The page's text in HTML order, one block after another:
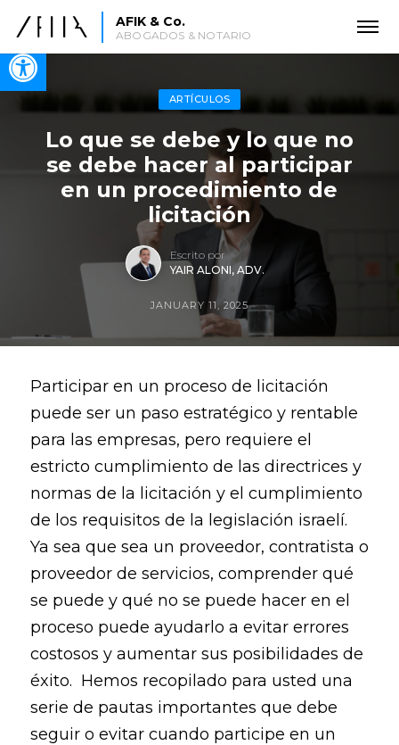
Open toolbar
AFIK & Co.
ABOGADOS & NOTARIO
ARTÍCULOS
Lo que se debe y lo que no
se debe hacer al participar
en un procedimiento de
licitación
Escrito por
YAIR ALONI, ADV.
JANUARY 11, 2025
Participar en un proceso de licitación
puede ser un paso estratégico y rentable
para las empresas, pero requiere el
estricto cumplimiento de las directrices y
normas de la licitación y el cumplimiento
de los requisitos de la legislación israelí.
Ya sea que sea un proveedor, contratista o
proveedor de servicios, comprender qué
se puede y qué no se puede hacer en el
proceso puede ayudarlo a evitar errores
costosos y aumentar sus posibilidades de
éxito. Hemos recopilado para usted una
serie de pautas importantes que debe
seguir o evitar cuando participe en un